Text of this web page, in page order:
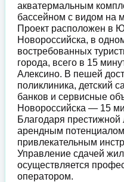
акватермальным
бассейном с видом на
Проект расположен в
Новороссийска, в
востребованных
города, всего в 15
Алексино. В пешей
поликлиника, детский
банков и сервисные
Новороссийска — 15
Благодаря
арендным
привлекательным
Управление сдачей
осуществляется
оператором.